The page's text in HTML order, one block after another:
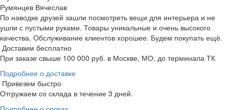
Румянцев Вячеслав
По наводке друзей зашли посмотреть вещи для интерьера и не
ушли с пустыми руками. Товары уникальные и очень высокого
качества. Обслуживание клиентов хорошее. Будем покупать ещё.
Доставим бесплатно
При заказе свыше 100 000 руб. в Москве, МО, до терминала ТК
Подробнее о доставке
Привезем быстро
Отгружаем со склада в течение 3 дней.